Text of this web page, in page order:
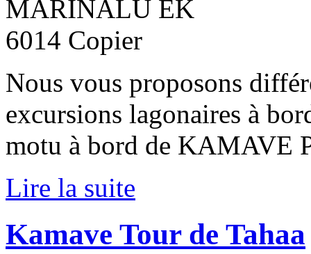
Nous vous proposons
excursions lagonaires à
motu à bord de KAMAVE
Lire la suite
Kamave Tour de Tahaa